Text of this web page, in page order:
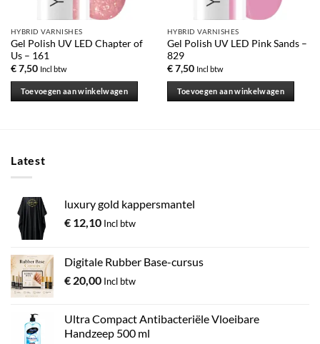
HYBRID VARNISHES
Gel Polish UV LED Chapter of
Us – 161
€7,50 Incl btw
Toevoegen aan winkelwagen
HYBRID VARNISHES
Gel Polish UV LED Pink Sands –
829
€7,50 Incl btw
Toevoegen aan winkelwagen
Latest
luxury gold kappersmantel
€ 12,10 Incl btw
Digitale Rubber Base-cursus
€ 20,00 Incl btw
Ultra Compact Antibacteriële Vloeibare
Handzeep 500 ml